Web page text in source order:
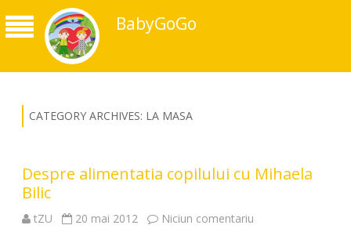
BabyGoGo
CATEGORY ARCHIVES: LA MASA
Despre alimentatia copilului cu Mihaela
Bilic
tZU 20 mai 2012 Niciun comentariu